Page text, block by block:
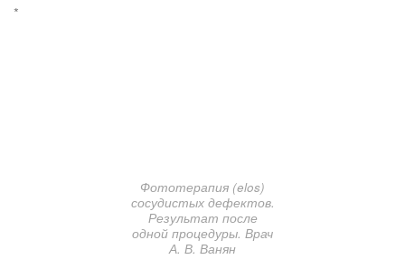
*
Фототерапия (elos)
сосудистых дефектов.
Результат после
одной процедуры. Врач
А. В. Ванян